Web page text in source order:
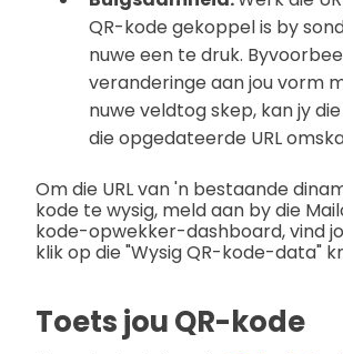
QR-kode gekoppel is by
nuwe een te druk.
veranderinge aan jou vorm
nuwe veldtog skep, kan jy
die opgedateerde URL
Om die URL van 'n bestaande
kode te wysig, meld aan by die
kode-opwekker-dashboard, vind
klik op die "Wysig QR-kode-data"
Toets jou QR-kode